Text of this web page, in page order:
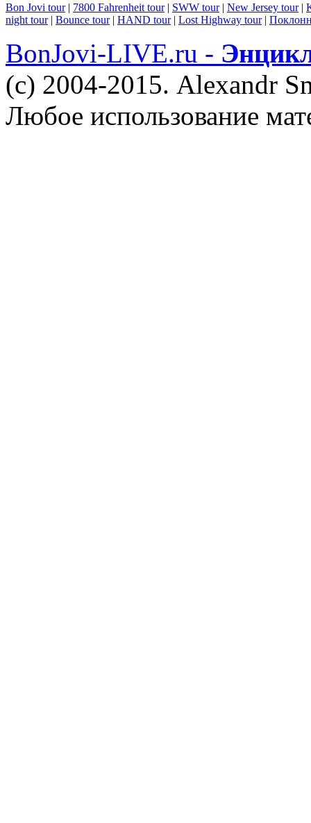
Bon Jovi tour| 7800 Fahrenheit tour| SWW tour| New Jersey tour|
night tour| Bounce tour| HAND tour| Lost Highway tour|
BonJovi-LIVE.ru -
(c) 2004-2015. Alexandr
Любое использование